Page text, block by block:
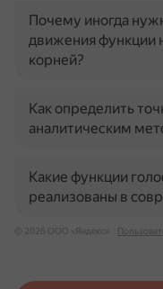
Почему иногда
движения функции
корней?
Как определить
аналитическим
Какие функции
реализованы в
© 2026 ООО «Яндекс»